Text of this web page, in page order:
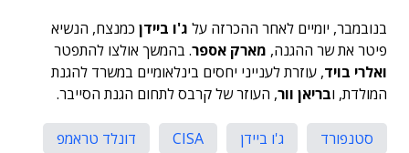
בנובמבר, יומיים לאחר ההכרזה על ג'ו ביידן כמנצח, הנשיא
פיטר את שר ההגנה, מארק אספר. בהמשך אולצו להתפטר
ואלרי בויד, עוזרת לענייני יחסים בינלאומיים במשרד להגנת
המולדת, ובריאן וור, העוזר של קרבס לתחום הגנת הסייבר.
סטנפורד ג'ו ביידן CISA
דונלד טראמפ